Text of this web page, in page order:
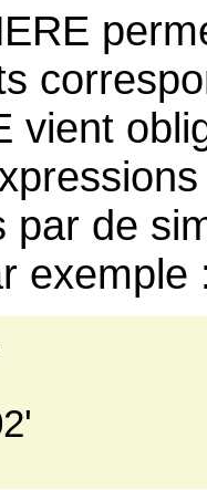
vient
par de
exemple